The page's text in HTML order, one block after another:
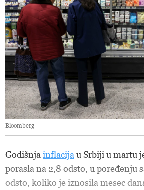
Bloomberg
Godišnja inflacija u Srbiji u martu
porasla na 2,8 odsto, u poređenju
odsto, koliko je iznosila mesec